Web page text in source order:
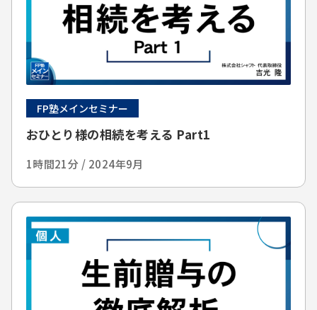
FP塾メインセミナー
おひとり様の相続を考える Part1
1時間21分 / 2024年9月